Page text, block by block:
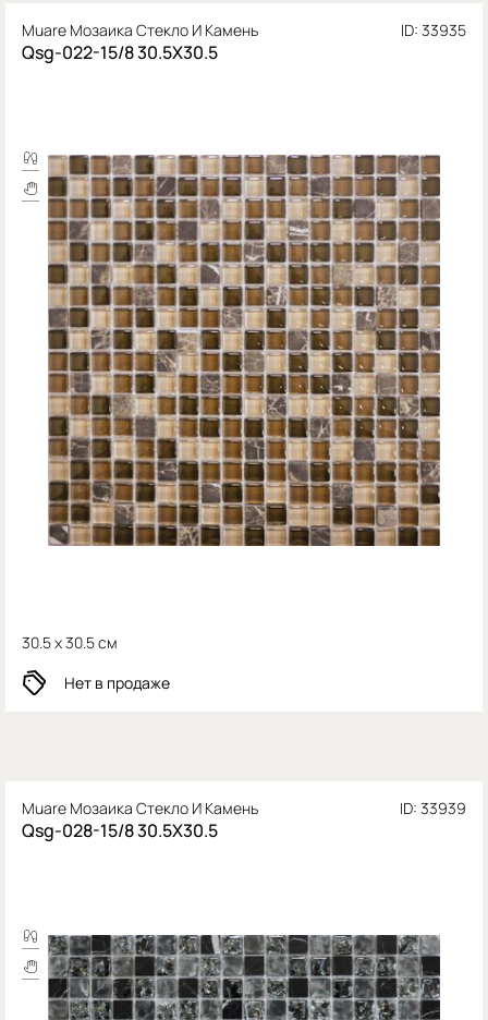
Muare Мозаика Стекло И Камень ID: 33935
Qsg-022-15/8 30.5X30.5
30.5 x 30.5 см
Нет в продаже
Muare Мозаика Стекло И Камень ID: 33939
Qsg-028-15/8 30.5X30.5